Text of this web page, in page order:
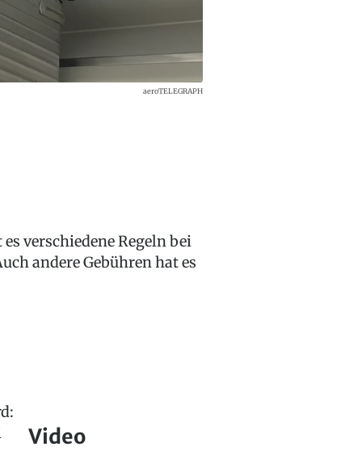
aeroTELEGRAPH
verschiedene Regeln bei
andere Gebühren hat es
Video